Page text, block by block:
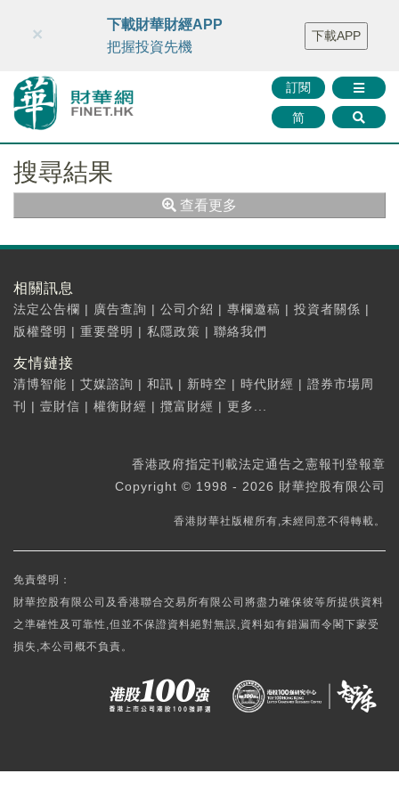
財華智庫網 FINTV FINMETA 財華證券 媒體矩陣
智庫沙龍
聯絡我們
訂閱
简
×
下載財華財經APP
把握投資先機
下載APP
搜尋結果
查看更多
相關訊息
法定公告欄 | 廣告查詢 | 公司介紹 | 專欄邀稿 | 投資者關係 |
版權聲明 | 重要聲明 | 私隱政策 | 聯絡我們
友情鏈接
清博智能 | 艾媒諮詢 | 和訊 | 新時空 | 時代財經 | 證券市場周
刊
| 壹財信 | 權衡財經 | 攬富財經 | 更多...
香港政府指定刊載法定通告之憲報刊登報章
Copyright © 1998 - 2026 財華控股有限公司
香港財華社版權所有,未經同意不得轉載。
免責聲明：
財華控股有限公司及香港聯合交易所有限公司將盡力確保彼等所提供資料
之準確性及可靠性,但並不保證資料絕對無誤,資料如有錯漏而令閣下蒙受
損失,本公司概不負責。